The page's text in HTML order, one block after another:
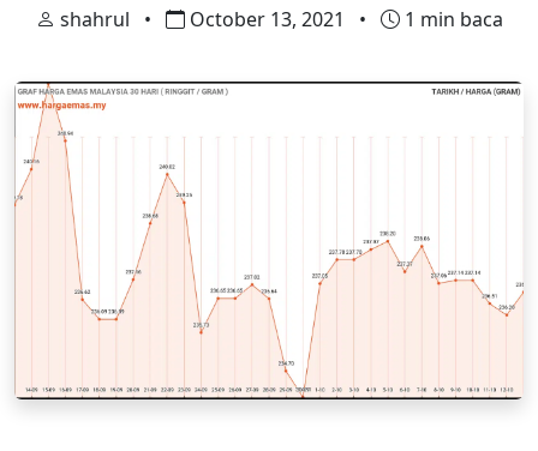
shahrul • October 13, 2021 • 1 min baca